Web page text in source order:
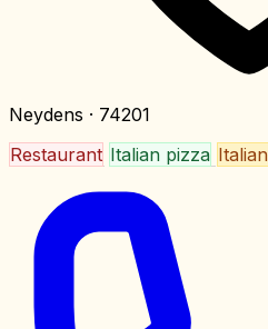
Neydens · 74201
Restaurant Italian pizza Italian